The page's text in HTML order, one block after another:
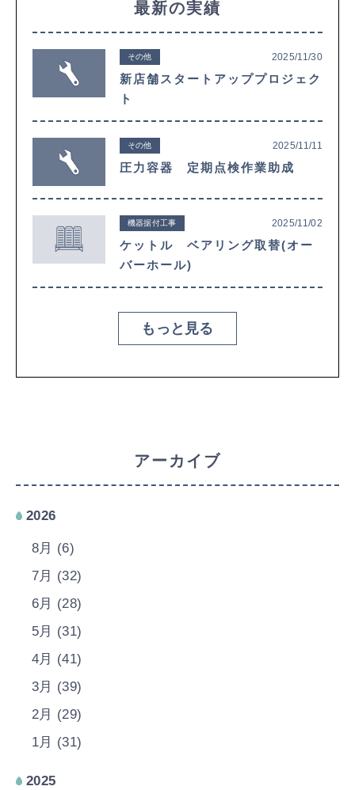
最新の実績
その他 2025/11/30
新店舗スタートアッププロジェク
ト
その他 2025/11/11
圧力容器 定期点検作業助成
機器据付工事 2025/11/02
ケットル ベアリング取替(オー
バーホール)
もっと見る
アーカイブ
2026
8月 (6)
7月 (32)
6月 (28)
5月 (31)
4月 (41)
3月 (39)
2月 (29)
1月 (31)
2025